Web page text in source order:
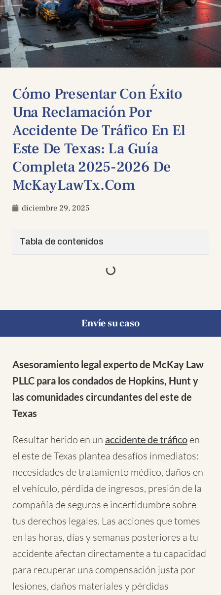
Cómo Presentar Con Éxito
Una Reclamación Por
Accidente De Tráfico En El
Este De Texas: La Guía
Completa 2025-2026 De
McKayLawTx.com
diciembre 29, 2025
Tabla de contenidos
Envíe su caso
Asesoramiento legal experto de McKay Law
PLLC para los condados de Hopkins, Hunt y
las comunidades circundantes del este de
Texas
Resultar herido en un accidente de tráfico en
el este de Texas plantea desafíos inmediatos:
necesidades de tratamiento médico, daños en
el vehículo, pérdida de ingresos, presión de la
compañía de seguros e incertidumbre sobre
tus derechos legales. Las acciones que tomes
en las horas, días y semanas posteriores a tu
accidente afectan directamente a tu capacidad
para recuperar una compensación justa por
lesiones, daños materiales y pérdidas